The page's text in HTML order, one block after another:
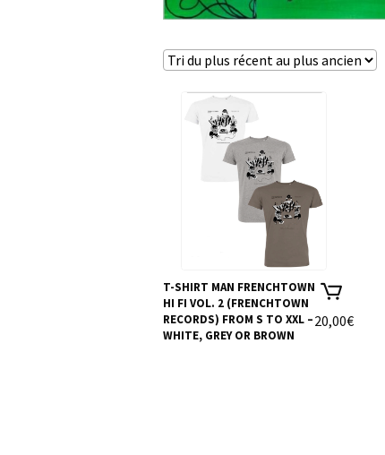
T-SHIRT MAN FRENCHTOWN
HI FI VOL. 2 (FRENCHTOWN
RECORDS) FROM S TO XXL –
WHITE, GREY OR BROWN
20,00€